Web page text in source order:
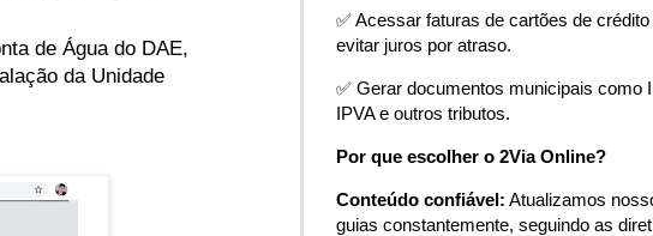
de Água do DAE,
da Unidade
✅ Acessar faturas de cartões de crédito
evitar juros por atraso.
✅ Gerar documentos municipais como
IPVA e outros tributos.
Por que escolher o 2Via Online?
Conteúdo confiável: Atualizamos
guias constantemente, seguindo as